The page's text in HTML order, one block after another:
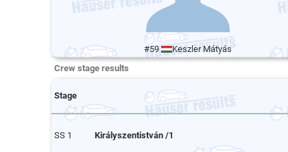
#59 Keszler Mátyás
Crew stage results
Stage
SS 1 Királyszentistván /1